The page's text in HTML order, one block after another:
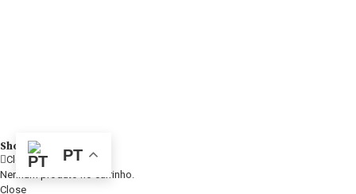
PT
Shopping Cart
Close
Nenhum produto no carrinho.
Close